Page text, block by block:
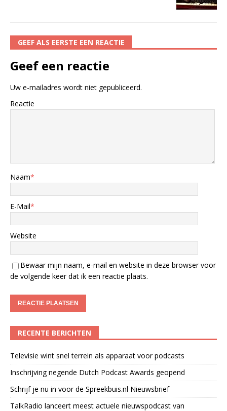
GEEF ALS EERSTE EEN REACTIE
Geef een reactie
Uw e-mailadres wordt niet gepubliceerd.
Reactie
Naam*
E-Mail*
Website
Bewaar mijn naam, e-mail en website in deze browser voor
de volgende keer dat ik een reactie plaats.
RECENTE BERICHTEN
Televisie wint snel terrein als apparaat voor podcasts
Inschrijving negende Dutch Podcast Awards geopend
Schrijf je nu in voor de Spreekbuis.nl Nieuwsbrief
TalkRadio lanceert meest actuele nieuwspodcast van